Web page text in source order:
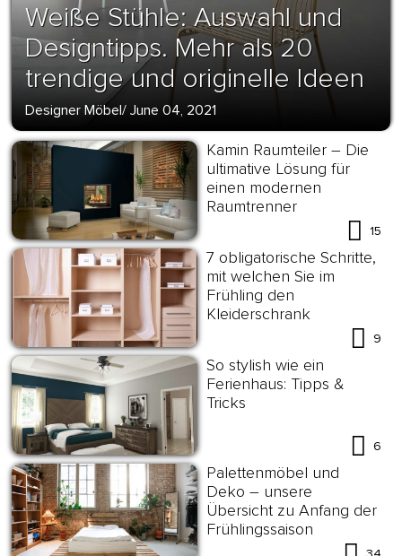
Weiße Stühle: Auswahl und
Designtipps. Mehr als 20
trendige und originelle Ideen
Designer Möbel/ June 04, 2021
Kamin Raumteiler – Die
ultimative Lösung für
einen modernen
Raumtrenner
15
7 obligatorische Schritte,
mit welchen Sie im
Frühling den
Kleiderschrank
9
So stylish wie ein
Ferienhaus: Tipps &
Tricks
6
Palettenmöbel und
Deko – unsere
Übersicht zu Anfang der
Frühlingssaison